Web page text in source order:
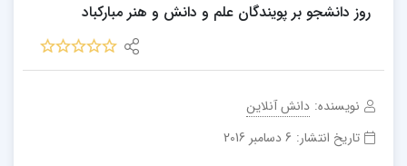
روز دانشجو بر پویندگان علم و دانش و هنر مبارکباد
نویسنده: دانش آنلاین
تاریخ انتشار: 6 دسامبر 2016